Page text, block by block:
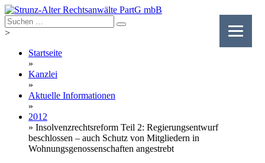
Skip
to
content
>
Startseite
»
Kanzlei
»
Aktuelle Informationen
»
2012
» Insolvenzrechtsreform Teil 2: Regierungsentwurf
beschlossen – auch Schutz von Mitgliedern in
Wohnungsgenossenschaften angestrebt